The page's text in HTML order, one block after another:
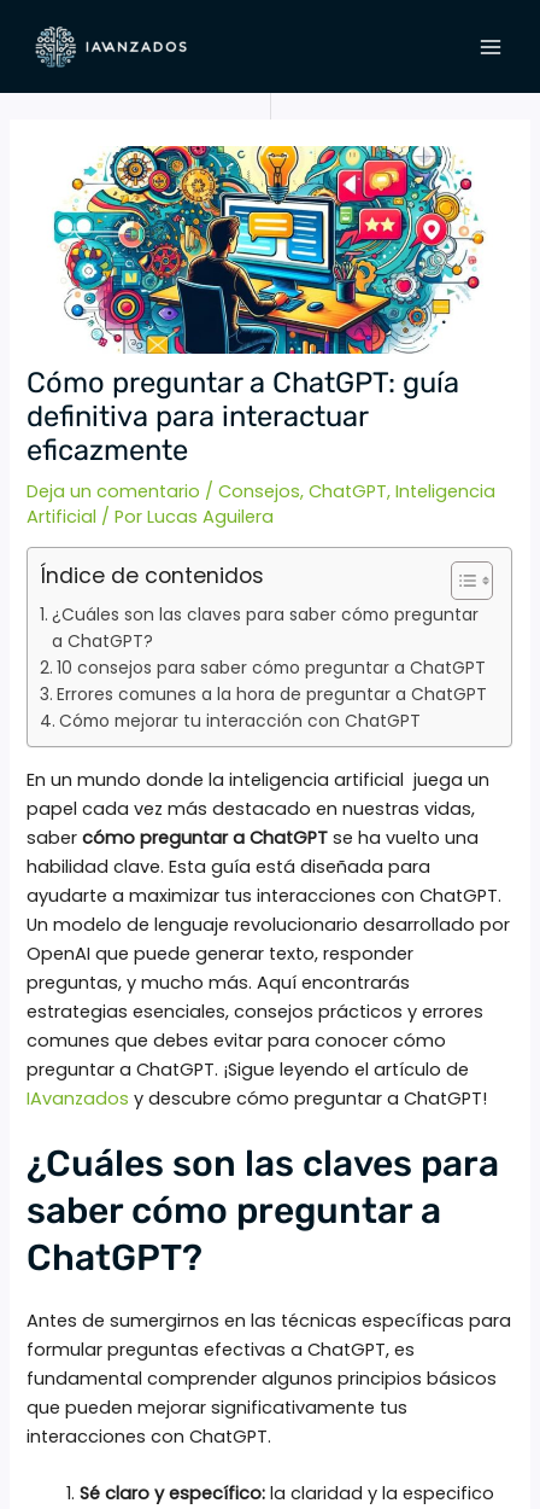
contenido
Cómo preguntar a ChatGPT: guía
definitiva para interactuar
eficazmente
Deja un comentario /Consejos,ChatGPT,Inteligencia
Artificial / PorLucas Aguilera
Índice de contenidos
¿Cuáles son las claves para saber cómo preguntar
a ChatGPT?
10 consejos para saber cómo preguntar a ChatGPT
Errores comunes a la hora de preguntar a ChatGPT
Cómo mejorar tu interacción con ChatGPT
En un mundo donde la inteligencia artificial juega un
papel cada vez más destacado en nuestras vidas,
sabercómo preguntar a ChatGPT se ha vuelto una
habilidad clave. Esta guía está diseñada para
ayudarte a maximizar tus interacciones con ChatGPT.
Un modelo de lenguaje revolucionario desarrollado por
OpenAI que puede generar texto, responder
preguntas, y mucho más. Aquí encontrarás
estrategias esenciales, consejos prácticos y errores
comunes que debes evitar para conocer cómo
preguntar a ChatGPT. ¡Sigue leyendo el artículo de
IAvanzados y descubre cómo preguntar a ChatGPT!
¿Cuáles son las claves para
saber cómo preguntar a
ChatGPT?
Antes de sumergirnos en las técnicas específicas para
formular preguntas efectivas a ChatGPT, es
fundamental comprender algunos principios básicos
que pueden mejorar significativamente tus
interacciones con ChatGPT.
Sé claro y específico: la claridad y la especifico
entradas